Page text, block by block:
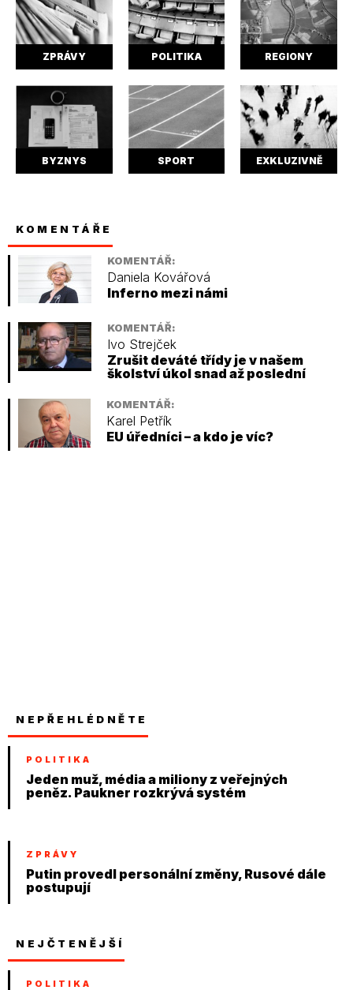
ZPRÁVY POLITIKA REGIONY
BYZNYS SPORT EXKLUZIVNĚ
KOMENTÁŘE
KOMENTÁŘ:
Daniela Kovářová
Inferno mezi námi
KOMENTÁŘ:
Ivo Strejček
Zrušit deváté třídy je v našem
školství úkol snad až poslední
KOMENTÁŘ:
Karel Petřík
EU úředníci – a kdo je víc?
NEPŘEHLÉDNĚTE
POLITIKA
Jeden muž, média a miliony z veřejných
peněz. Paukner rozkrývá systém
ZPRÁVY
Putin provedl personální změny, Rusové dále
postupují
NEJČTENĚJŠÍ
POLITIKA